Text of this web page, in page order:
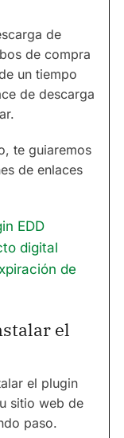
de
de compra
un tiempo
de descarga
te guiaremos
de enlaces
EDD
digital
de
el
el plugin
sitio web de
paso.